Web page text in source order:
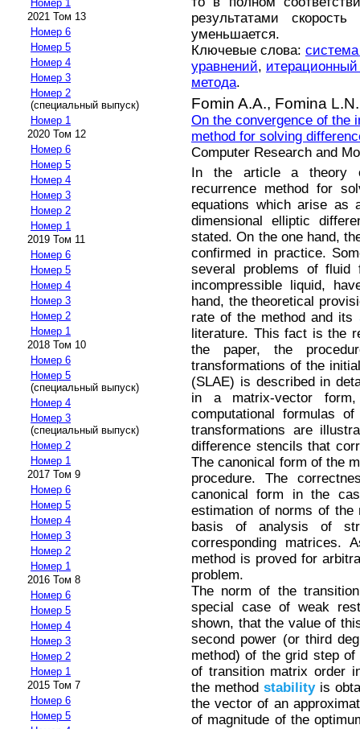
Номер 1
2021 Том 13
Номер 6
Номер 5
Номер 4
Номер 3
Номер 2
(специальный выпуск)
Номер 1
2020 Том 12
Номер 6
Номер 5
Номер 4
Номер 3
Номер 2
Номер 1
2019 Том 11
Номер 6
Номер 5
Номер 4
Номер 3
Номер 2
Номер 1
2018 Том 10
Номер 6
Номер 5
(специальный выпуск)
Номер 4
Номер 3
(специальный выпуск)
Номер 2
Номер 1
2017 Том 9
Номер 6
Номер 5
Номер 4
Номер 3
Номер 2
Номер 1
2016 Том 8
Номер 6
Номер 5
Номер 4
Номер 3
Номер 2
Номер 1
2015 Том 7
Номер 6
Номер 5
результатами
уменьшается.
Ключевые слова:
уравнений,
метода.
Fomin A.A., Fomina L.N.
On the convergence of the
method for solving
Computer Research and
In the article a theory
recurrence method for
equations which arise as
dimensional elliptic
stated. On the one hand,
confirmed in practice.
several problems of
incompressible liquid,
hand, the theoretical
rate of the method and its
literature. This fact is the
the paper, the
transformations of the
(SLAE) is described in
in a matrix-vector
computational formulas
transformations are
difference stencils that
The canonical form of the
procedure. The
canonical form in the
estimation of norms of
basis of analysis of
corresponding matrices.
method is proved for
problem.
The norm of the
special case of weak
shown, that the value of
second power (or third
method) of the grid step
of transition matrix order
the method stabilityis
the vector of an
of magnitude of the